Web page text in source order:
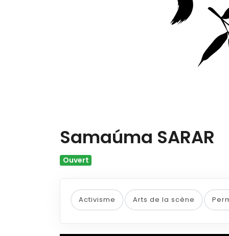
Samaúma SARAR
Ouvert
Activisme Arts de la scène